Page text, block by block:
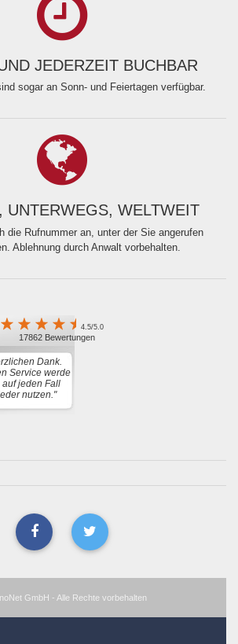
JEDERZEIT BUCHBAR
sogar an Sonn- und Feiertagen verfügbar.
UNTERWEGS, WELTWEIT
die Rufnummer an, unter der Sie angerufen
Ablehnung durch Anwalt vorbehalten.
4.5/5.0
17862 Bewertungen
Dank.
Service werde
auf jeden Fall
nutzen."
GmbH - Alle Rechte vorbehalten